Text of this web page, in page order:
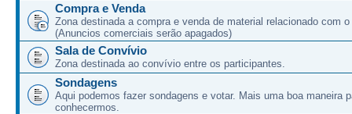
Compra e Venda
Zona destinada a compra e venda de material relacionado com
(Anuncios comerciais serão apagados)
Sala de Convívio
Zona destinada ao convívio entre os participantes.
Sondagens
Aqui podemos fazer sondagens e votar. Mais uma boa maneira
conhecermos.